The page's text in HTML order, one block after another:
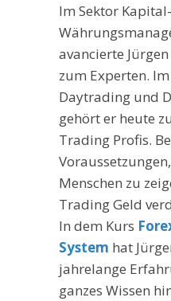
Im Sektor
avancierte
zum Experten.
Daytrading und
gehört er heute
Trading Profis.
Menschen zu
Trading Geld
In dem Kurs
System hat
jahrelange
ganzes Wissen